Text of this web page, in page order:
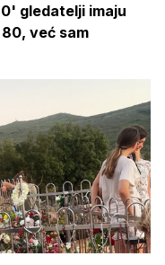
gledatelji imaju
već sam